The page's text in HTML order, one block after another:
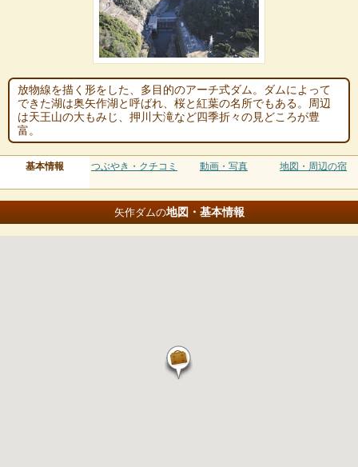
放物線を描く形をした、多目的のアーチ式ダム。ダムによって
できた湖は奥矢作湖と呼ばれ、桜と紅葉の名所でもある。周辺
は天王山の大もみじ、押川大滝など四季折々の見どころが豊
富。
基本情報 つぶやき・クチコミ 動画・写真 地図・周辺の宿
矢作ダムの地図・基本情報